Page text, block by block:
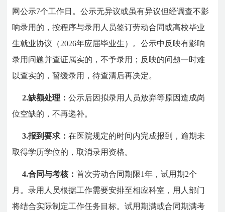
网公示7个工作日。公示无异议或虽有异议但经调查不影
响录用的，按程序与录用人员签订劳动合同或高校毕业
生就业协议（2026年应届毕业生）。公示中反映有影响
录用问题并查证属实的，不予录用；反映的问题一时难
以查实的，暂缓录用，待查清后再决定。
2.缺额处理：公示后因拟录用人员放弃等原因造成岗
位空缺的，不再递补。
3.报到要求：在医院规定的时间内完成报到，逾期未
取得学历学位的，取消录用资格。
4.合同与考核：首次劳动合同期限1年，试用期2个
月。录用人员根据工作需要安排至相应科室，用人部门
将结合实际制定工作任务目标。试用期满或合同期满考